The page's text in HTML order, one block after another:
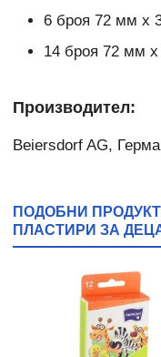
6 броя 72 мм х
14 броя 72 мм
Производител:
Beiersdorf AG,
ПОДОБНИ
ПЛАСТИРИ ЗА